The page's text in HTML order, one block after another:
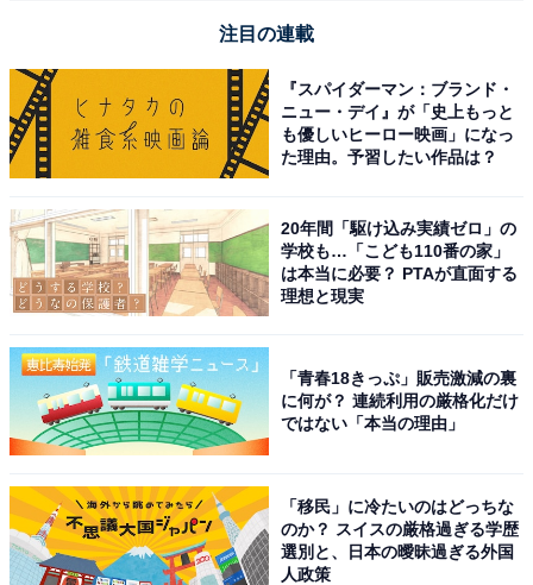
1 2
注目の連載
『スパイダーマン：ブランド・
ニュー・デイ』が「史上もっと
も優しいヒーロー映画」になっ
た理由。予習したい作品は？
20年間「駆け込み実績ゼロ」の
学校も…「こども110番の家」
は本当に必要？ PTAが直面する
理想と現実
「青春18きっぷ」販売激減の裏
に何が？ 連続利用の厳格化だけ
ではない「本当の理由」
「移民」に冷たいのはどっちな
のか？ スイスの厳格過ぎる学歴
選別と、日本の曖昧過ぎる外国
人政策